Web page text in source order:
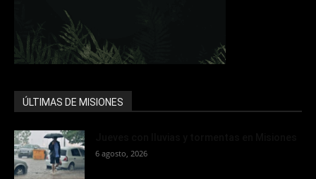
ÚLTIMAS DE MISIONES
6 agosto, 2026